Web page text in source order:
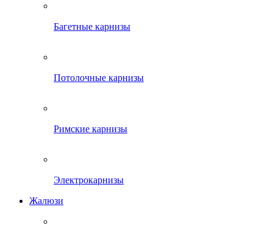
Багетные карнизы
Потолочные карнизы
Римские карнизы
Электрокарнизы
Жалюзи